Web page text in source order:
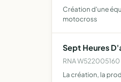
Création d'une
motocross
Sept Heures
RNA W522005160
La création, la